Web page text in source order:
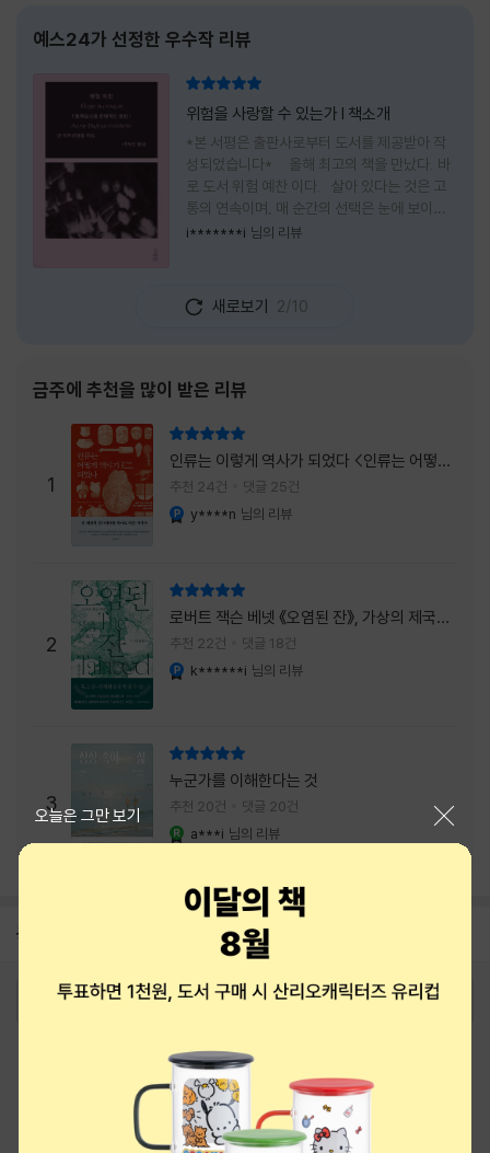
예스24가 선정한 우수작 리뷰
위험을 사랑할 수 있는가 l 책소개
*본 서평은 출판사로부터 도서를 제공받아 작
성되었습니다* 올해 최고의 책을 만났다. 바
로 도서 위험 예찬 이다. 살아 있다는 것은 고
통의 연속이며, 매 순간의 선택은 눈에 보이지
않는 위험을 감수해야 한다는 것을 의미한다.
도전하고 미지의 세계로 발을 내딛기란 결코 쉬
운 일이 아니다. 그러나 이 책을 읽다 보면 그 마
내가 진실로 원했던 방향을 향해 움직이고 있을
지도 모른다. 위험은 두려움의 대상이 아니라,
내가 진짜 원하는 삶으로 향하는 문 앞에 늘 함
께 서 있기 때문이다. 이 책은 프랑스의 철학
자이자 정신분석가인 안 뒤푸르망
i*******i 님의 리뷰
새로보기 2/10
금주에 추천을 많이 받은 리뷰
1
인류는 이렇게 역사가 되었다 <인류는 어떻게
역사가 되었나>
추천 24건 댓글 25건
y****n 님의 리뷰
2
로버트 잭슨 베넷 《오염된 잔》, 가상의 제국이
주는 실감과 미스터리 사건의 치밀함이 이루어
내는 최상의 시너지...
추천 22건 댓글 18건
k******i 님의 리뷰
3
누군가를 이해한다는 것
추천 20건 댓글 20건
a***i 님의 리뷰
공지 8월 상품권+쿠폰+결제+추천 혜택모음
2026-08-01
오늘은 그만 보기
로그인 최근 본 상품 주문/배송
티켓 1544-6399
eBook 1:1문의/채팅상담
예스이십사(주) 사업자 정보
이용약관
개인정보처리방침
청소년보호정책